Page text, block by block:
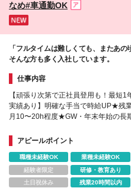
なめ#車通勤OK
「フルタイムは難しくても、またあ
そんな方も多く入社しています。
仕事内容
【頑張り次第で正社員登用も！最短1
実績あり】明確な手当で時給UP★残
月10〜20h程度★GW・年末年始の長
アピールポイント
職種未経験OK 業種未経験OK
経験者限定
研修・教育あり
土日祝休み
残業20時間以内